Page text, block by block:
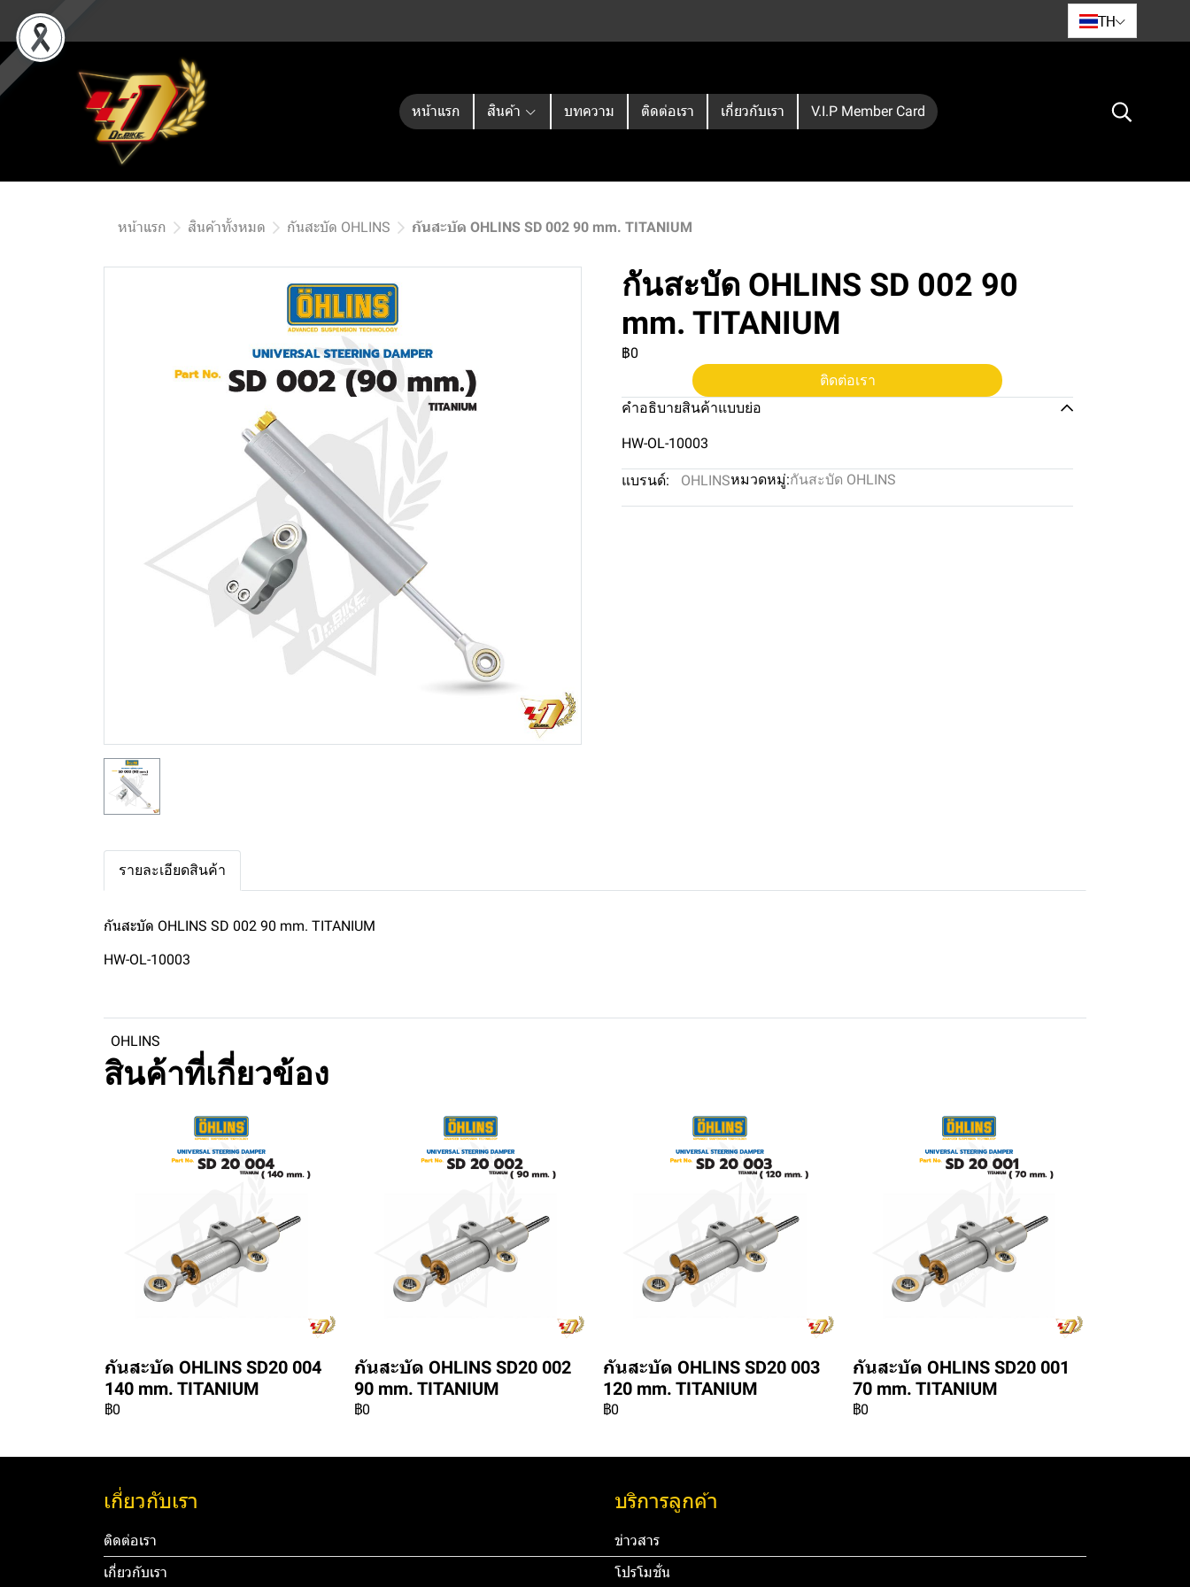
TH
หน้าแรก สินค้า บทความ ติดต่อเรา เกี่ยวกับเรา V.I.P Member Card
หน้าแรก สินค้าทั้งหมด กันสะบัด OHLINS กันสะบัด OHLINS SD 002 90 mm. TITANIUM
กันสะบัด OHLINS SD 002 90
mm. TITANIUM
฿0
ติดต่อเรา
คำอธิบายสินค้าแบบย่อ
HW-OL-10003
แบรนด์: OHLINSหมวดหมู่:กันสะบัด OHLINS
รายละเอียดสินค้า
กันสะบัด OHLINS SD 002 90 mm. TITANIUM
HW-OL-10003
OHLINS
สินค้าที่เกี่ยวข้อง
กันสะบัด OHLINS SD20 004
140 mm. TITANIUM
฿0
กันสะบัด OHLINS SD20 002
90 mm. TITANIUM
฿0
กันสะบัด OHLINS SD20 003
120 mm. TITANIUM
฿0
กันสะบัด OHLINS SD20 001
70 mm. TITANIUM
฿0
เกี่ยวกับเรา
ติดต่อเรา
เกี่ยวกับเรา
บริการลูกค้า
ข่าวสาร
โปรโมชั่น